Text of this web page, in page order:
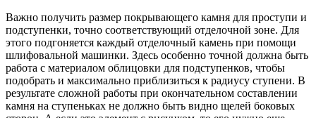
Важно получить размер покрывающего камня для проступи и
подступенки, точно соответствующий отделочной зоне. Для
этого подгоняется каждый отделочный камень при помощи
шлифовальной машинки. Здесь особенно точной должна быть
работа с материалом облицовки для подступенков, чтобы
подобрать и максимально приблизиться к радиусу ступени. В
результате сложной работы при окончательном составлении
камня на ступеньках не должно быть видно щелей боковых